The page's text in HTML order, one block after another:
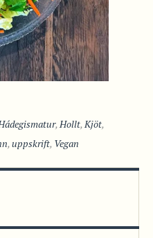
,Hollt,Kjöt,
,uppskrift, Vegan